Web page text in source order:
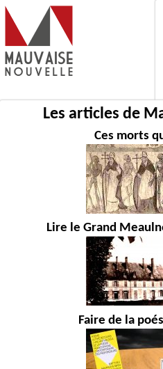
Les articles de
Ces morts
Lire le Grand
Faire de la